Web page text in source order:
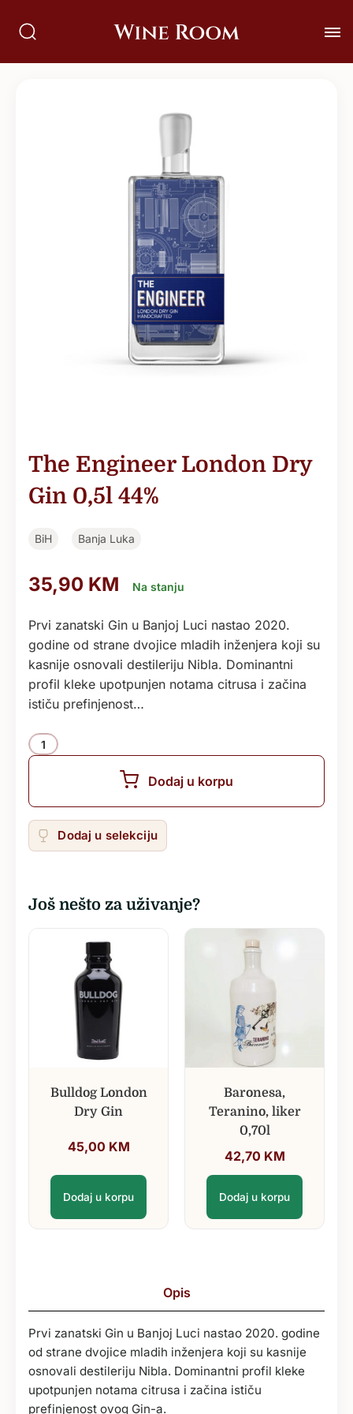
The Engineer London Dry
Gin 0,5l 44%
BiH Banja Luka
35,90 KM Na stanju
Prvi zanatski Gin u Banjoj Luci nastao 2020.
godine od strane dvojice mladih inženjera koji su
kasnije osnovali destileriju Nibla. Dominantni
profil kleke upotpunjen notama citrusa i začina
ističu prefinjenost…
Količina
Dodaj u korpu
Dodaj u selekciju
Još nešto za uživanje?
Bulldog London
Dry Gin
45,00 KM
Dodaj u korpu
Baronesa,
Teranino, liker
0,70l
42,70 KM
Dodaj u korpu
Opis
Prvi zanatski Gin u Banjoj Luci nastao 2020. godine
od strane dvojice mladih inženjera koji su kasnije
osnovali destileriju Nibla. Dominantni profil kleke
upotpunjen notama citrusa i začina ističu
prefinjenost ovog Gin-a.